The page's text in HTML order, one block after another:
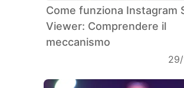
Come funziona Instagram
Viewer: Comprendere il
meccanismo